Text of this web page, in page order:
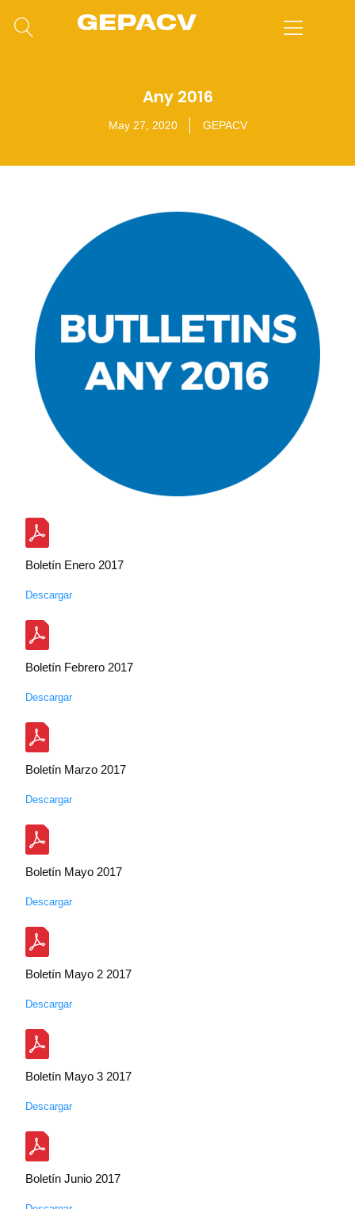
Any 2016
May 27, 2020 GEPACV
Boletín Enero 2017
Descargar
Boletín Febrero 2017
Descargar
Boletín Marzo 2017
Descargar
Boletín Mayo 2017
Descargar
Boletín Mayo 2 2017
Descargar
Boletín Mayo 3 2017
Descargar
Boletín Junio 2017